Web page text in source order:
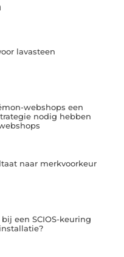
lavasteen
webshops een
nodig hebben
naar merkvoorkeur
een SCIOS-keuring